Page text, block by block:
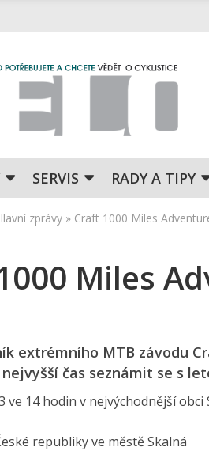
SERVIS RADY A TIPY
zprávy » Craft 1000 Miles
Miles
extrémního MTB závodu
čas seznámit se s
ve 14 hodin v nejvýchodnější obci
republiky ve městě Skalná